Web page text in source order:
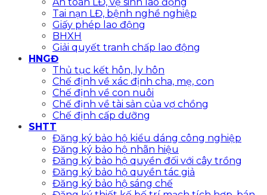
Tai nạn LĐ, bệnh nghề nghiệp
Giấy phép lao động
BHXH
Giải quyết tranh chấp lao động
HNGĐ
Thủ tục kết hôn, ly hôn
Chế định về xác định cha, mẹ, con
Chế định về con nuôi
Chế định về tài sản của vợ chồng
Chế định cấp dưỡng
SHTT
Đăng ký bảo hộ kiểu dáng công nghiệp
Đăng ký bảo hộ nhãn hiệu
Đăng ký bảo hộ quyền đối với cây trồng
Đăng ký bảo hộ quyền tác giả
Đăng ký bảo hộ sáng chế